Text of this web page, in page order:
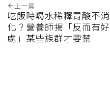
上一篇
吃飯時喝水稀釋胃酸不消
化？營養師揭「反而有好
處」某些族群才要禁